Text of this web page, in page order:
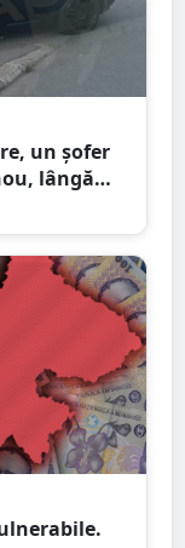
un șofer
lângă